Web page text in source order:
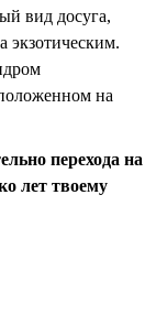
вид досуга,
экзотическим.
на
перехода на
лет твоему